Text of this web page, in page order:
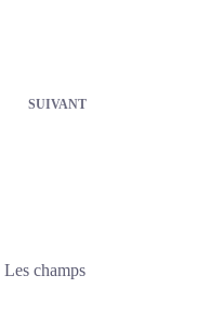
SUIVANT
Les champs